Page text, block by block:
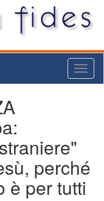
perché
è per tutti